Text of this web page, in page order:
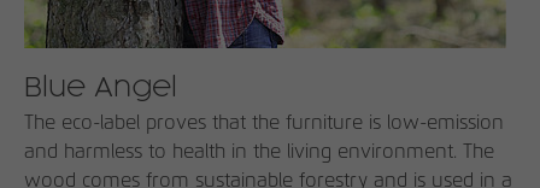
Blue Angel
The eco-label proves that the furniture is low-emission
and harmless to health in the living environment. The
wood comes from sustainable forestry and is used in a